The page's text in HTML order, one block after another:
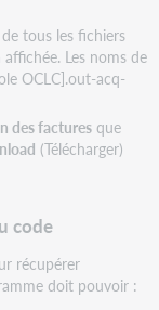
tous les fichiers
Les noms de
OCLC].out-acq-
des facturesque
(Télécharger)
code
récupérer
doit pouvoir :